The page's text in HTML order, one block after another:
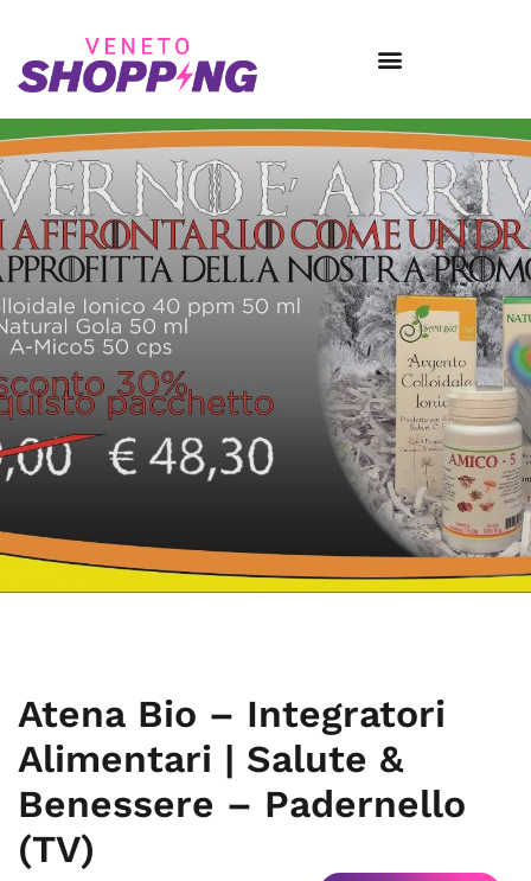
Atena Bio – Integratori
Alimentari | Salute &
Benessere – Padernello
(TV)